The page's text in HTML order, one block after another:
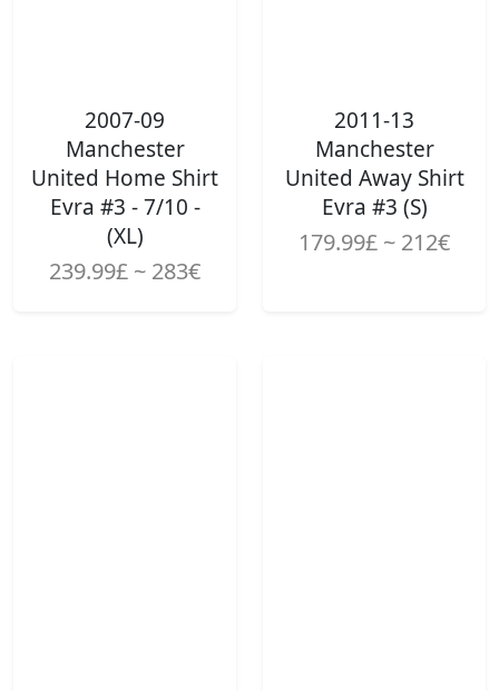
2007-09
Manchester
United Home Shirt
Evra #3 - 7/10 -
(XL)
239.99£ ~ 283€
2011-13
Manchester
United Away Shirt
Evra #3 (S)
179.99£ ~ 212€